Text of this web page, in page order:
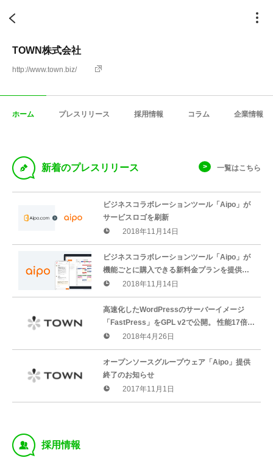
TOWN株式会社
http://www.town.biz/
ホーム プレスリリース 採用情報 コラム 企業情報
D 新着のプレスリリース 一覧はこちら
ビジネスコラボレーションツール「Aipo」が
サービスロゴを刷新
2018年11月14日
ビジネスコラボレーションツール「Aipo」が
機能ごとに購入できる新料金プランを提供開
始！
2018年11月14日
高速化したWordPressのサーバーイメージ
「FastPress」をGPL v2で公開。 性能17倍
速、250リクエスト/秒、Amazon Linux 2対応
2018年4月26日
オープンソースグループウェア「Aipo」提供
終了のお知らせ
2017年11月1日
‰ 採用情報